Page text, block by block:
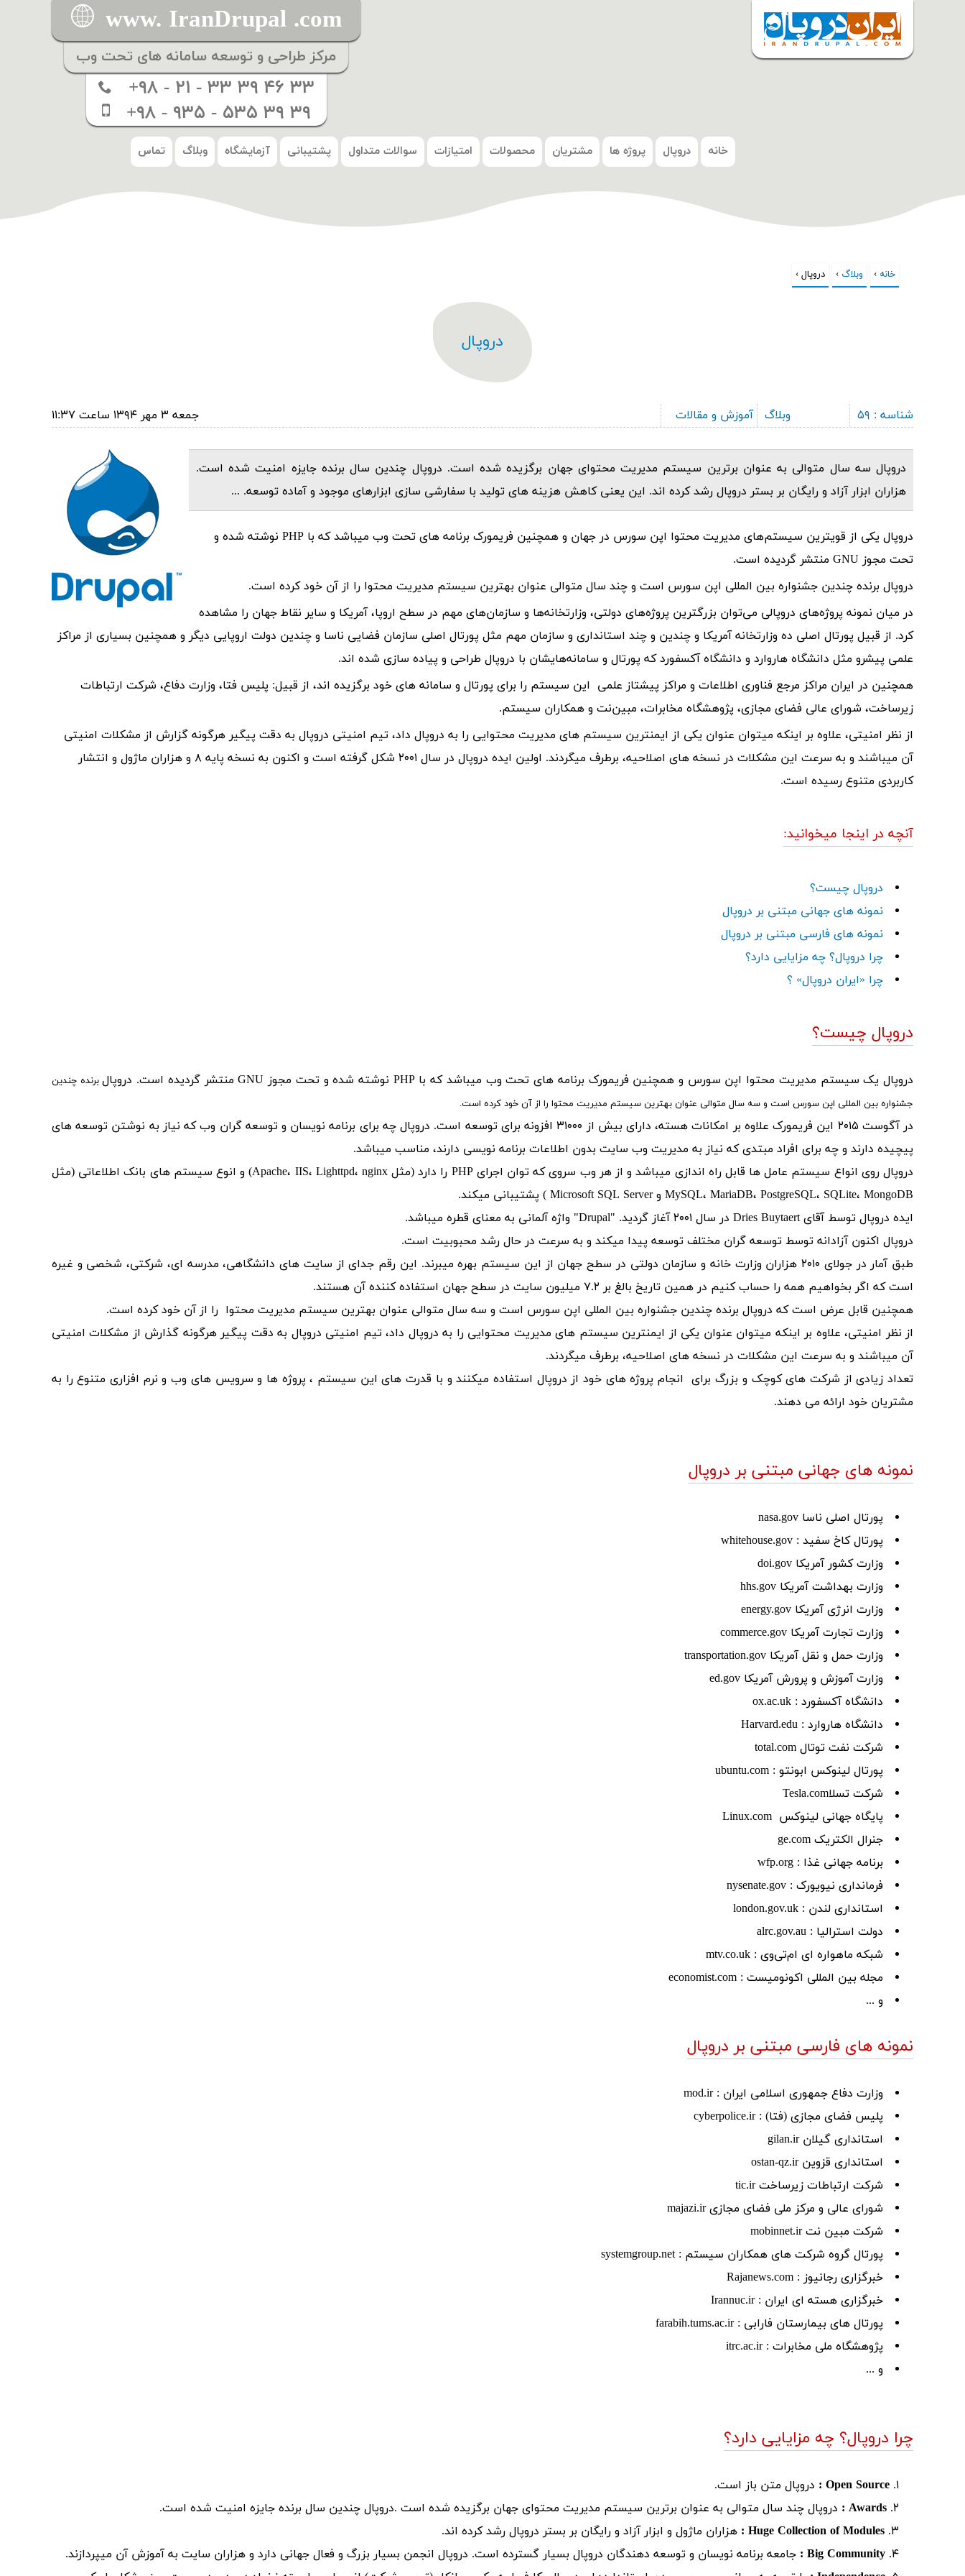
www. IranDrupal .com
مرکز طراحی و توسعه سامانه های تحت وب
+۹۸ - ۲۱ - ۳۳ ۳۹ ۴۶ ۳۳
+۹۸ - ۹۳۵ - ۵۳۵ ۳۹ ۳۹
خانه دروپال پروژه ها مشتریان محصولات امتیازات سوالات متداول پشتیبانی آزمایشگاه وبلاگ تماس
شما اینجا هستید
خانه › وبلاگ › دروپال ›
دروپال
شناسه : ۵۹ وبلاگ آموزش و مقالات جمعه ۳ مهر ۱۳۹۴ ساعت ۱۱:۳۷
دروپال سه سال متوالی به عنوان برترین سیستم مدیریت محتوای جهان برگزیده شده است. دروپال چندین سال برنده جایزه امنیت شده است.
هزاران ابزار آزاد و رایگان بر بستر دروپال رشد کرده اند. این یعنی کاهش هزینه های تولید با سفارشی سازی ابزارهای موجود و آماده توسعه. ...
دروپال یکی از قویترین سیستم‌های مدیریت محتوا اپن سورس در جهان و همچنین فریمورک برنامه های تحت وب میباشد که با PHP نوشته شده و
تحت مجوز GNU منتشر گردیده است.
دروپال برنده چندین جشنواره بین المللی اپن سورس است و چند سال متوالی عنوان بهترین سیستم مدیریت محتوا را از آن خود کرده است.
در میان نمونه پروژه‌های دروپالی می‌توان بزرگترین پروژه‌های دولتی، وزارتخانه‌ها و سازمان‌های مهم در سطح اروپا، آمریکا و سایر نقاط جهان را مشاهده
کرد. از قبیل پورتال اصلی ده وزارتخانه آمریکا و چندین و چند استانداری و سازمان مهم مثل پورتال اصلی سازمان فضایی ناسا و چندین دولت اروپایی دیگر و همچنین بسیاری از مراکز
علمی پیشرو مثل دانشگاه هاروارد و دانشگاه آکسفورد که پورتال و سامانه‌هایشان با دروپال طراحی و پیاده سازی شده اند.
همچنین در ایران مراکز مرجع فناوری اطلاعات و مراکز پیشتاز علمی این سیستم را برای پورتال و سامانه های خود برگزیده اند، از قبیل: پلیس فتا، وزارت دفاع، شرکت ارتباطات
زیرساخت، شورای عالی فضای مجازی، پژوهشگاه مخابرات، مبین‌نت و همکاران سیستم.
از نظر امنیتی، علاوه بر اینکه میتوان عنوان یکی از ایمنترین سیستم های مدیریت محتوایی را به دروپال داد، تیم امنیتی دروپال به دقت پیگیر هرگونه گزارش از مشکلات امنیتی
آن میباشند و به سرعت این مشکلات در نسخه های اصلاحیه، برطرف میگردند. اولین ایده دروپال در سال ۲۰۰۱ شکل گرفته است و اکنون به نسخه پایه ۸ و هزاران ماژول و انتشار
کاربردی متنوع رسیده است.
آنچه در اینجا میخوانید:
دروپال چیست؟
نمونه های جهانی مبتنی بر دروپال
نمونه های فارسی مبتنی بر دروپال
چرا دروپال؟ چه مزایایی دارد؟
چرا «ایران دروپال» ؟
دروپال چیست؟
دروپال یک سیستم مدیریت محتوا اپن سورس و همچنین فریمورک برنامه های تحت وب میباشد که با PHP نوشته شده و تحت مجوز GNU منتشر گردیده است. دروپال
برنده چندین
جشنواره بین المللی اپن سورس است و سه سال متوالی عنوان بهترین سیستم مدیریت محتوا را از آن خود کرده است.
در آگوست ۲۰۱۵ این فریمورک علاوه بر امکانات هسته، دارای بیش از ۳۱۰۰۰ افزونه برای توسعه است. دروپال چه برای برنامه نویسان و توسعه گران وب که نیاز به نوشتن توسعه های
پیچیده دارند و چه برای افراد مبتدی که نیاز به مدیریت وب سایت بدون اطلاعات برنامه نویسی دارند، مناسب میباشد.
دروپال روی انواع سیستم عامل ها قابل راه اندازی میباشد و از هر وب سروی که توان اجرای PHP را دارد (مثل Apache، IIS، Lighttpd، nginx) و انوع سیستم های بانک اطلاعاتی (مثل
MySQL، MariaDB، PostgreSQL، SQLite، MongoDB و Microsoft SQL Server ) پشتیبانی میکند.
ایده دروپال توسط آقای Dries Buytaert در سال ۲۰۰۱ آغاز گردید. "Drupal" واژه آلمانی به معنای قطره میباشد.
دروپال اکنون آزادانه توسط توسعه گران مختلف توسعه پیدا میکند و به سرعت در حال رشد محبوبیت است.
طبق آمار در جولای ۲۰۱۰ هزاران وزارت خانه و سازمان دولتی در سطح جهان از این سیستم بهره میبرند. این رقم جدای از سایت های دانشگاهی، مدرسه ای، شرکتی، شخصی و غیره
است که اگر بخواهیم همه را حساب کنیم در همین تاریخ بالغ بر ۷.۲ میلیون سایت در سطح جهان استفاده کننده آن هستند.
همچنین قابل عرض است که دروپال برنده چندین جشنواره بین المللی اپن سورس است و سه سال متوالی عنوان بهترین سیستم مدیریت محتوا را از آن خود کرده است.
از نظر امنیتی، علاوه بر اینکه میتوان عنوان یکی از ایمنترین سیستم های مدیریت محتوایی را به دروپال داد، تیم امنیتی دروپال به دقت پیگیر هرگونه گذارش از مشکلات امنیتی
آن میباشند و به سرعت این مشکلات در نسخه های اصلاحیه، برطرف میگردند.
تعداد زیادی از شرکت های کوچک و بزرگ برای انجام پروژه های خود از دروپال استفاده میکنند و با قدرت های این سیستم ، پروژه ها و سرویس های وب و نرم افزاری متنوع را به
مشتریان خود ارائه می دهند.
نمونه های جهانی مبتنی بر دروپال
پورتال اصلی ناسا nasa.gov
پورتال کاخ سفید : whitehouse.gov
وزارت کشور آمریکا doi.gov
وزارت بهداشت آمریکا hhs.gov
وزارت انرژی آمریکا energy.gov
وزارت تجارت آمریکا commerce.gov
وزارت حمل و نقل آمریکا transportation.gov
وزارت آموزش و پرورش آمریکا ed.gov
دانشگاه آکسفورد : ox.ac.uk
دانشگاه هاروارد : Harvard.edu
شرکت نفت توتال total.com
پورتال لینوکس ابونتو : ubuntu.com
شرکت تسلاTesla.com
پایگاه جهانی لینوکس Linux.com
جنرال الکتریک ge.com
برنامه جهانی غذا : wfp.org
فرمانداری نیویورک : nysenate.gov
استانداری لندن : london.gov.uk
دولت استرالیا : alrc.gov.au
شبکه ماهواره ای ام‌تی‌وی : mtv.co.uk
مجله بین المللی اکونومیست : economist.com
و ...
نمونه های فارسی مبتنی بر دروپال
وزارت دفاع جمهوری اسلامی ایران : mod.ir
پلیس فضای مجازی (فتا) : cyberpolice.ir
استانداری گیلان gilan.ir
استانداری قزوین ostan-qz.ir
شرکت ارتباطات زیرساخت tic.ir
شورای عالی و مرکز ملی فضای مجازی majazi.ir
شرکت مبین نت mobinnet.ir
پورتال گروه شرکت های همکاران سیستم : systemgroup.net
خبرگزاری رجانیوز : Rajanews.com
خبرگزاری هسته ای ایران : Irannuc.ir
پورتال های بیمارستان فارابی : farabih.tums.ac.ir
پژوهشگاه ملی مخابرات : itrc.ac.ir
و ...
چرا دروپال؟ چه مزایایی دارد؟
Open Source :
دروپال متن باز است.
Awards :
دروپال چند سال متوالی به عنوان برترین سیستم مدیریت محتوای جهان برگزیده شده است .دروپال چندین سال برنده جایزه امنیت شده است.
Huge Collection of Modules :
هزاران ماژول و ابزار آزاد و رایگان بر بستر دروپال رشد کرده اند.
Big Community :
جامعه برنامه نویسان و توسعه دهندگان دروپال بسیار گسترده است. دروپال انجمن بسیار بزرگ و فعال جهانی دارد و هزاران سایت به آموزش آن میپردازند.